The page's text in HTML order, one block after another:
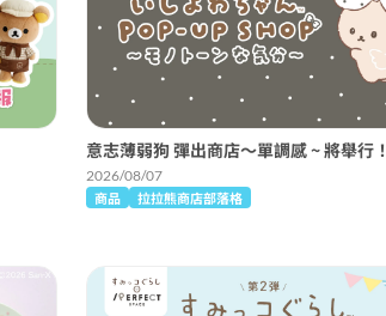
意志薄弱狗 彈出商店〜單調感 ~ 將舉行！
2026/08/07
商品 拉拉熊商店部落格